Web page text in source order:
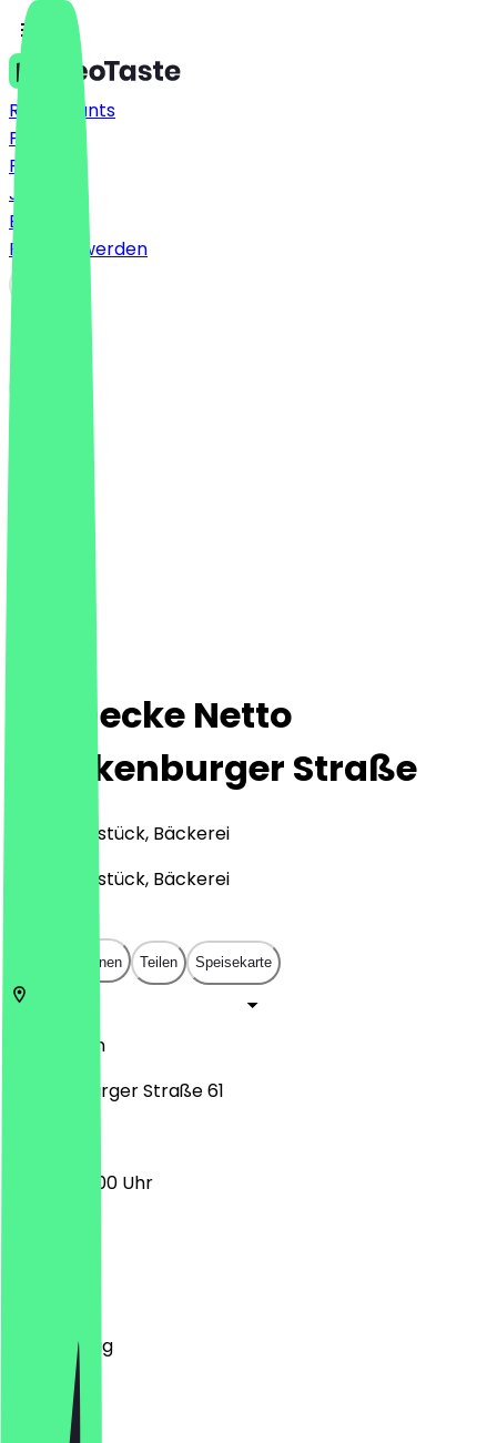
Restaurants
Preise
FAQ
Jobs
Blog
Partner werden
Steinecke Netto
Blankenburger Straße
Café, Frühstück, Bäckerei
Café, Frühstück, Bäckerei
In App öffnen Teilen Speisekarte
Berlin
Blankenburger Straße 61
07:00 - 18:00 Uhr
Donnerstag
Samstag
Sonntag